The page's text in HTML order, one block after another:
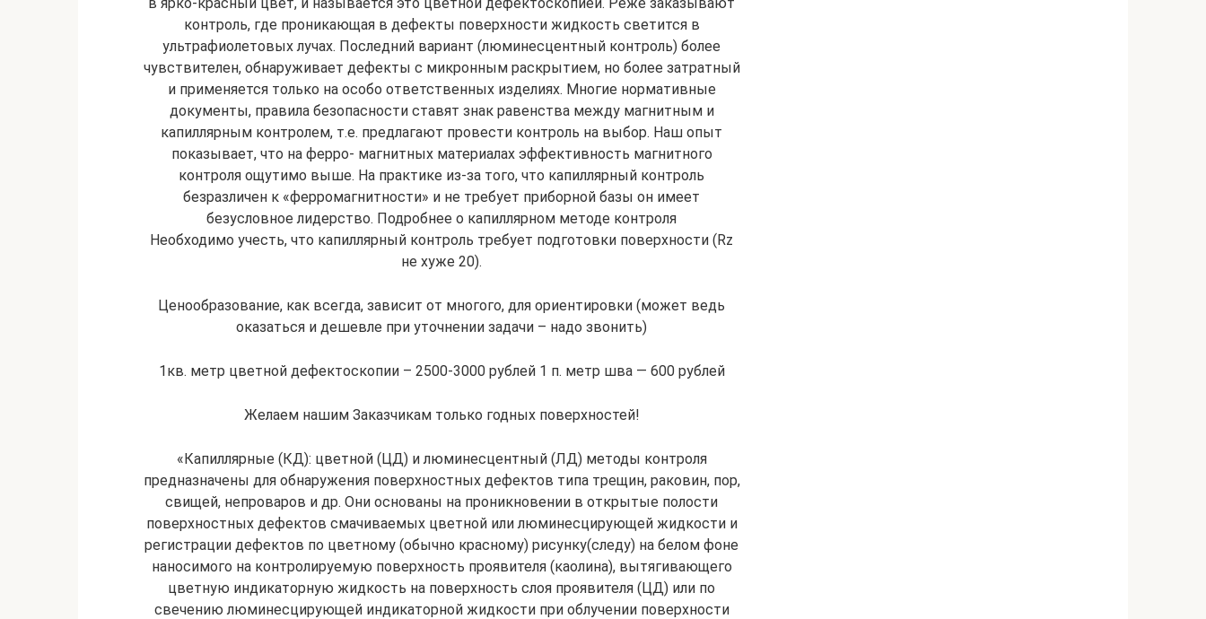
контроль, где проникающая в дефекты поверхности жидкость светится в
ультрафиолетовых лучах. Последний вариант (люминесцентный контроль) более
чувствителен, обнаруживает дефекты с микронным раскрытием, но более затратный
и применяется только на особо ответственных изделиях. Многие нормативные
документы, правила безопасности ставят знак равенства между магнитным и
капиллярным контролем, т.е. предлагают провести контроль на выбор. Наш опыт
показывает, что на ферро- магнитных материалах эффективность магнитного
контроля ощутимо выше. На практике из-за того, что капиллярный контроль
безразличен к «ферромагнитности» и не требует приборной базы он имеет
безусловное лидерство. Подробнее о капиллярном методе контроля
Необходимо учесть, что капиллярный контроль требует подготовки поверхности (Rz
не хуже 20).
Ценообразование, как всегда, зависит от многого, для ориентировки (может ведь
оказаться и дешевле при уточнении задачи – надо звонить)
1кв. метр цветной дефектоскопии – 2500-3000 рублей 1 п. метр шва — 600 рублей
Желаем нашим Заказчикам только годных поверхностей!
«Капиллярные (КД): цветной (ЦД) и люминесцентный (ЛД) методы контроля
предназначены для обнаружения поверхностных дефектов типа трещин, раковин, пор,
свищей, непроваров и др. Они основаны на проникновении в открытые полости
поверхностных дефектов смачиваемых цветной или люминесцирующей жидкости и
регистрации дефектов по цветному (обычно красному) рисунку(следу) на белом фоне
наносимого на контролируемую поверхность проявителя (каолина), вытягивающего
цветную индикаторную жидкость на поверхность слоя проявителя (ЦД) или по
свечению люминесцирующей индикаторной жидкости при облучении поверхности